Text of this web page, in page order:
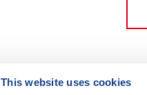
This website uses cookies